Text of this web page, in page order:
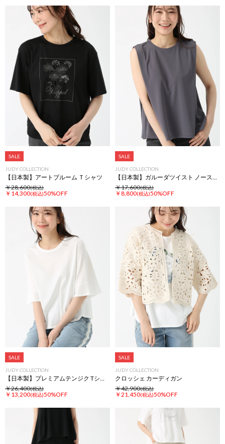
SALE
JUDY COLLECTION
【日本製】アートブルーム Ｔシャツ
￥28,600(税込)
￥14,300(税込)50%OFF
SALE
JUDY COLLECTION
【日本製】ガルーダツイスト ノースリーブ Tシャツ プルオーバー
￥17,600(税込)
￥8,800(税込)50%OFF
SALE
JUDY COLLECTION
【日本製】プレミアムテンジク Tシャツ
￥26,400(税込)
￥13,200(税込)50%OFF
SALE
JUDY COLLECTION
クロッシェ カーディガン
￥42,900(税込)
￥21,450(税込)50%OFF